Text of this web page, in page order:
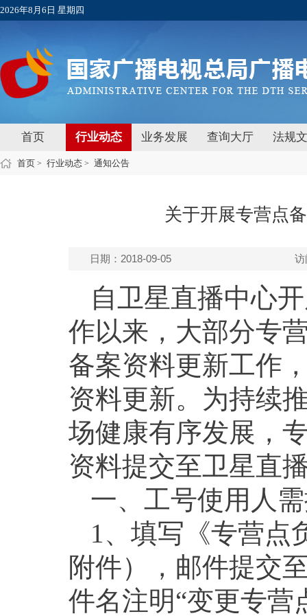
2026年8月6日 星期四
首页 行业动态 业务发展 查询大厅 法规
首页 > 行业动态 > 通知公告
关于开展专营点
日期：2018-09-05 访
自卫星直播中心
作以来，大部分专
备案资料更新工作
资料更新。为持续
场健康有序发展，
资料提交至卫星直
一、工号使用人
1、填写《专营点
附件），邮件提交
件名注明“变更专